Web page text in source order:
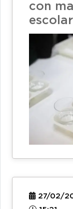
con
27/02/